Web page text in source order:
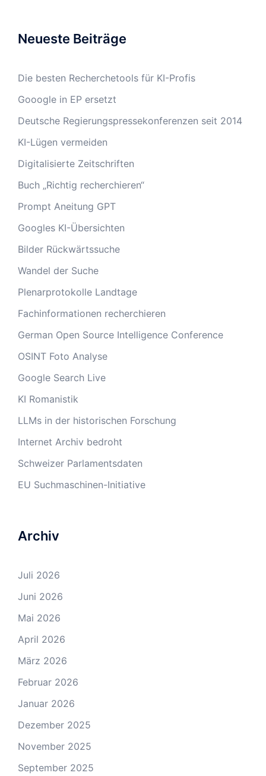
Neueste Beiträge
Die besten Recherchetools für KI-Profis
Gooogle in EP ersetzt
Deutsche Regierungspressekonferenzen seit 2014
KI-Lügen vermeiden
Digitalisierte Zeitschriften
Buch „Richtig recherchieren“
Prompt Aneitung GPT
Googles KI-Übersichten
Bilder Rückwärtssuche
Wandel der Suche
Plenarprotokolle Landtage
Fachinformationen recherchieren
German Open Source Intelligence Conference
OSINT Foto Analyse
Google Search Live
KI Romanistik
LLMs in der historischen Forschung
Internet Archiv bedroht
Schweizer Parlamentsdaten
EU Suchmaschinen-Initiative
Archiv
Juli 2026
Juni 2026
Mai 2026
April 2026
März 2026
Februar 2026
Januar 2026
Dezember 2025
November 2025
September 2025